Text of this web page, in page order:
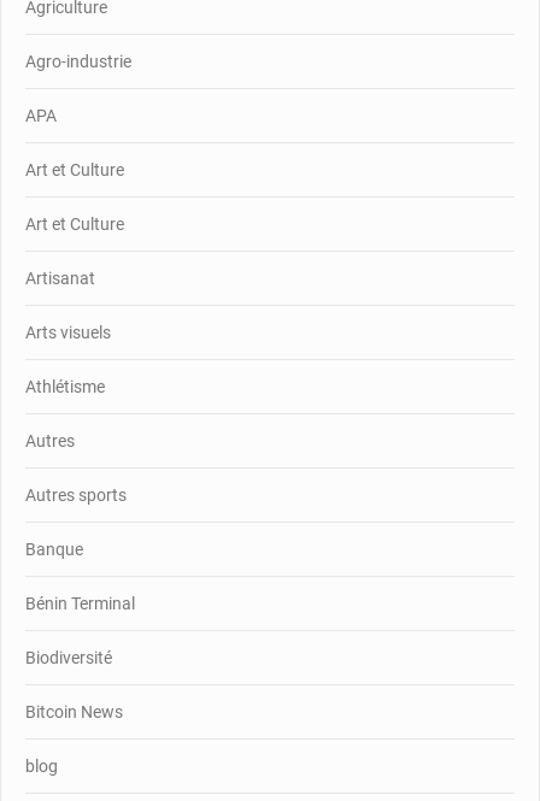
Agriculture
Agro-industrie
APA
Art et Culture
Art et Culture
Artisanat
Arts visuels
Athlétisme
Autres
Autres sports
Banque
Bénin Terminal
Biodiversité
Bitcoin News
blog